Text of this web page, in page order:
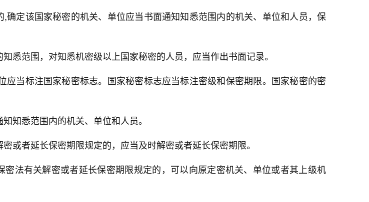
定该国家秘密的机关、单位应当书面通知知悉范围内的机关、单位和人员，保
悉范围，对知悉机密级以上国家秘密的人员，应当作出书面记录。
当标注国家秘密标志。国家秘密标志应当标注密级和保密期限。国家秘密的密
知悉范围内的机关、单位和人员。
或者延长保密期限规定的，应当及时解密或者延长保密期限。
法有关解密或者延长保密期限规定的，可以向原定密机关、单位或者其上级机